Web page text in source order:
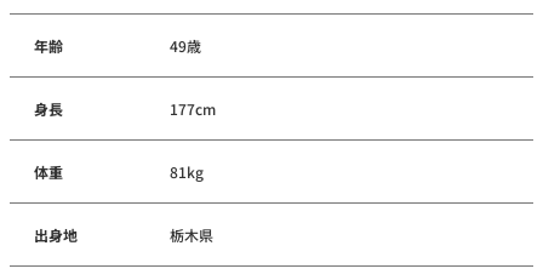
年齢 49歳
身長 177cm
体重 81kg
出身地 栃木県